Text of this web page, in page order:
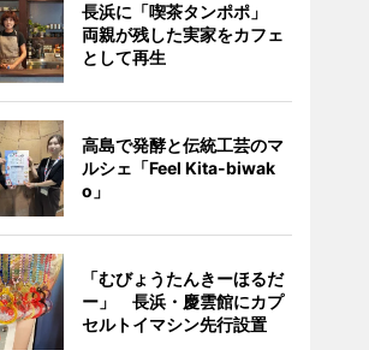
長浜に「喫茶タンポポ」
両親が残した実家をカフェ
として再生
高島で発酵と伝統工芸のマ
ルシェ「Feel Kita-biwak
o」
「むびょうたんきーほるだ
ー」 長浜・慶雲館にカプ
セルトイマシン先行設置